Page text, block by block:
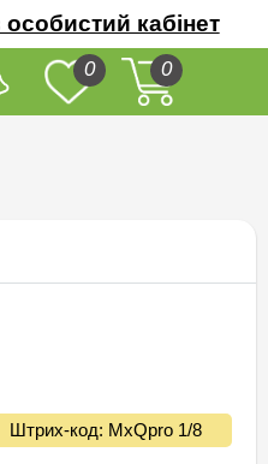
особистий кабінет
0 0
Штрих-код: MxQpro 1/8